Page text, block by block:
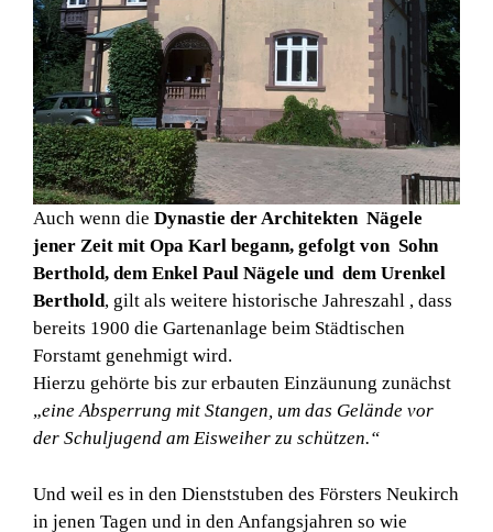
Auch wenn die Dynastie der Architekten Nägele
jener Zeit mit Opa Karl begann, gefolgt von Sohn
Berthold, dem Enkel Paul Nägele und dem Urenkel
Berthold, gilt als weitere historische Jahreszahl , dass
bereits 1900 die Gartenanlage beim Städtischen
Forstamt genehmigt wird.
Hierzu gehörte bis zur erbauten Einzäunung zunächst
„eine Absperrung mit Stangen, um das Gelände vor
der Schuljugend am Eisweiher zu schützen.“
Und weil es in den Dienststuben des Försters Neukirch
in jenen Tagen und in den Anfangsjahren so wie